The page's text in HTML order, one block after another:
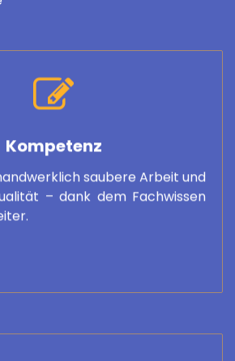
Kompetenz
saubere Arbeit und
– dank dem Fachwissen
Kompetenz
Aus- und Weiterbildung unserer
ist uns sehr wichtig.